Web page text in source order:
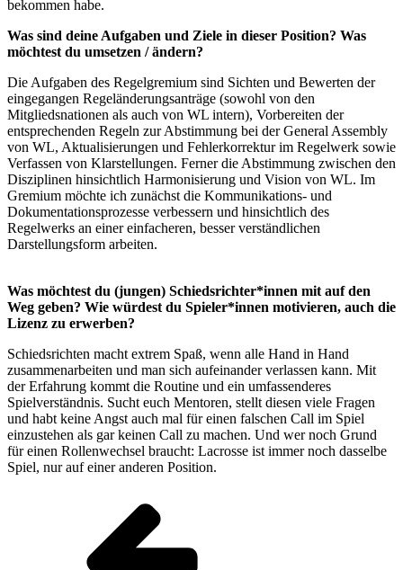
bekommen habe.
Was sind deine Aufgaben und Ziele in dieser Position? Was
möchtest du umsetzen / ändern?
Die Aufgaben des Regelgremium sind Sichten und Bewerten der
eingegangen Regeländerungsanträge (sowohl von den
Mitgliedsnationen als auch von WL intern), Vorbereiten der
entsprechenden Regeln zur Abstimmung bei der General Assembly
von WL, Aktualisierungen und Fehlerkorrektur im Regelwerk sowie
Verfassen von Klarstellungen. Ferner die Abstimmung zwischen den
Disziplinen hinsichtlich Harmonisierung und Vision von WL. Im
Gremium möchte ich zunächst die Kommunikations- und
Dokumentationsprozesse verbessern und hinsichtlich des
Regelwerks an einer einfacheren, besser verständlichen
Darstellungsform arbeiten.
Was möchtest du (jungen) Schiedsrichter*innen mit auf den
Weg geben? Wie würdest du Spieler*innen motivieren, auch die
Lizenz zu erwerben?
Schiedsrichten macht extrem Spaß, wenn alle Hand in Hand
zusammenarbeiten und man sich aufeinander verlassen kann. Mit
der Erfahrung kommt die Routine und ein umfassenderes
Spielverständnis. Sucht euch Mentoren, stellt diesen viele Fragen
und habt keine Angst auch mal für einen falschen Call im Spiel
einzustehen als gar keinen Call zu machen. Und wer noch Grund
für einen Rollenwechsel braucht: Lacrosse ist immer noch dasselbe
Spiel, nur auf einer anderen Position.